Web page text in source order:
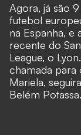
Agora, já são
futebol
na Espanha, e
recente do
League, o
chamada
Mariela,
Belém Potassa.